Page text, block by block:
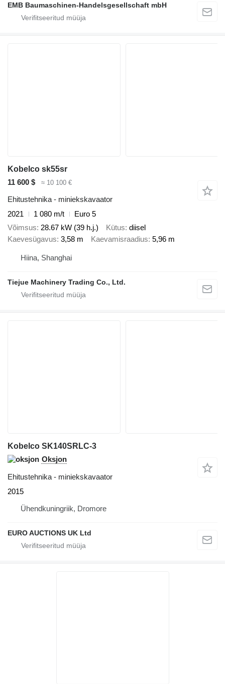
EMB Baumaschinen-Handelsgesellschaft mbH
Kobelco sk55sr
11 600 $
≈ 10 100 €
Ehitustehnika - miniekskavaator
2021
1 080 m/t
Euro 5
Võimsus 28.67 kW (39 h.j.) Kütus diisel
Kaevesügavus 3,58 m Kaevamisraadius 5,96 m
Hiina, Shanghai
Tiejue Machinery Trading Co., Ltd.
Kobelco SK140SRLC-3
Oksjon
Ehitustehnika - miniekskavaator
2015
Ühendkuningriik, Dromore
EURO AUCTIONS UK Ltd